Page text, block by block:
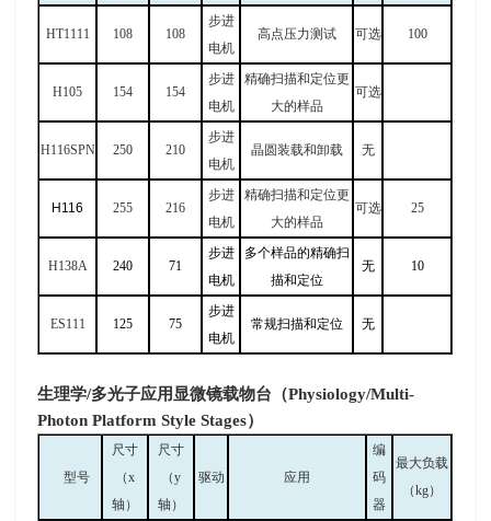
HT1111 108 108
步进
电机
高点压力测试 可选 100
H105 154 154
步进
电机
精确扫描和定位更
大的样品
可选
H116SPN 250 210
步进
电机
晶圆装载和卸载 无
H116 255 216
步进
电机
精确扫描和定位更
大的样品
可选 25
H138A 240 71
步进
电机
多个样品的精确扫
描和定位
无 10
ES111 125 75
步进
电机
常规扫描和定位 无
生理学/多光子应用显微镜载物台（Physiology/Multi-
Photon Platform Style Stages）
型号
尺寸
（x
轴）
尺寸
（y
轴）
驱动 应用
编
码
器
最大负载
（kg）